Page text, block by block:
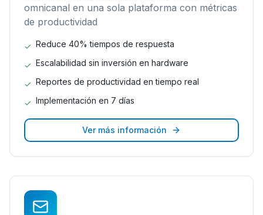
omnicanal en una sola plataforma con métricas
de productividad
✓ Reduce 40% tiempos de respuesta
✓ Escalabilidad sin inversión en hardware
✓ Reportes de productividad en tiempo real
✓ Implementación en 7 días
Ver más información